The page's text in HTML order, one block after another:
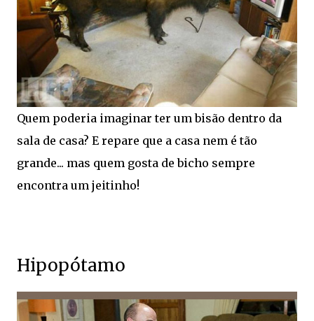
Quem poderia imaginar ter um bisão dentro da
sala de casa? E repare que a casa nem é tão
grande... mas quem gosta de bicho sempre
encontra um jeitinho!
Hipopótamo